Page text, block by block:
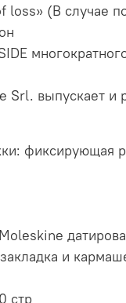
loss» (В случае
Srl. выпускает и
фиксирующая
и
стр